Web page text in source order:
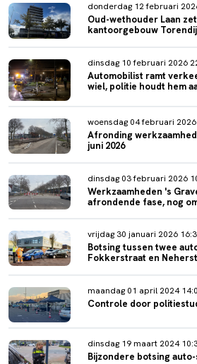
donderdag 12 februari
Oud-wethouder Laan
kantoorgebouw
dinsdag 10 februari 2026
Automobilist ramt
wiel, politie houdt hem
woensdag 04 februari
Afronding
juni 2026
dinsdag 03 februari 2026
Werkzaamheden 's
afrondende fase, nog
vrijdag 30 januari 2026
Botsing tussen twee
Fokkerstraat en
maandag 01 april 2024
Controle door
dinsdag 19 maart 2024
Bijzondere botsing